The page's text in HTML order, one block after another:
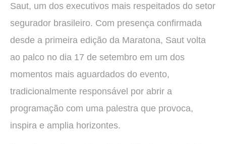
Saut, um dos executivos mais respeitados do setor
segurador brasileiro. Com presença confirmada
desde a primeira edição da Maratona, Saut volta
ao palco no dia 17 de setembro em um dos
momentos mais aguardados do evento,
tradicionalmente responsável por abrir a
programação com uma palestra que provoca,
inspira e amplia horizontes.